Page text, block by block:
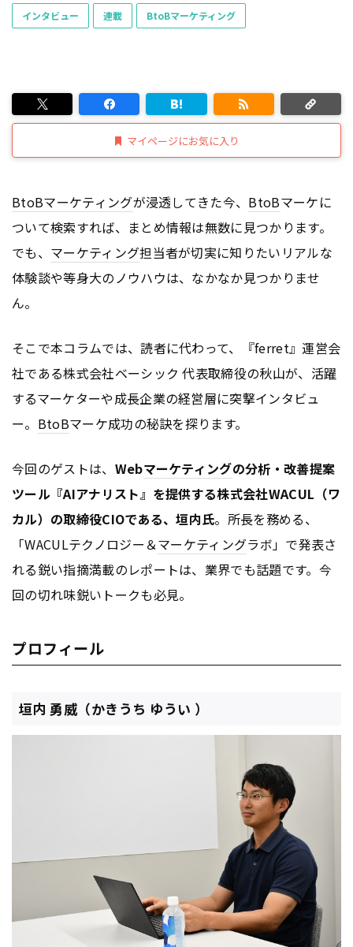
インタビュー 連載 BtoBマーケティング
マイページにお気に入り
BtoBマーケティングが浸透してきた今、 BtoBマーケに
ついて検索すれば、まとめ情報は無数に見つかります。
でも、 マーケティング担当者が切実に知りたいリアルな
体験談や等身大のノウハウは、なかなか見つかりませ
ん。
そこで本コラムでは、読者に代わって、『ferret』運営会
社である株式会社ベーシック 代表取締役の秋山が、活躍
するマーケターや成長企業の経営層に突撃インタビュ
ー。 BtoBマーケ成功の秘訣を探ります。
今回のゲストは、 Webマーケティングの分析・改善提案
ツール『AIアナリスト』を提供する株式会社WACUL（ワ
カル）の取締役CIOである、垣内氏。所長を務める、
「WACULテクノロジー＆マーケティングラボ」で発表さ
れる鋭い指摘満載のレポートは、業界でも話題です。今
回の切れ味鋭いトークも必見。
プロフィール
垣内 勇威（かきうち ゆうい ）